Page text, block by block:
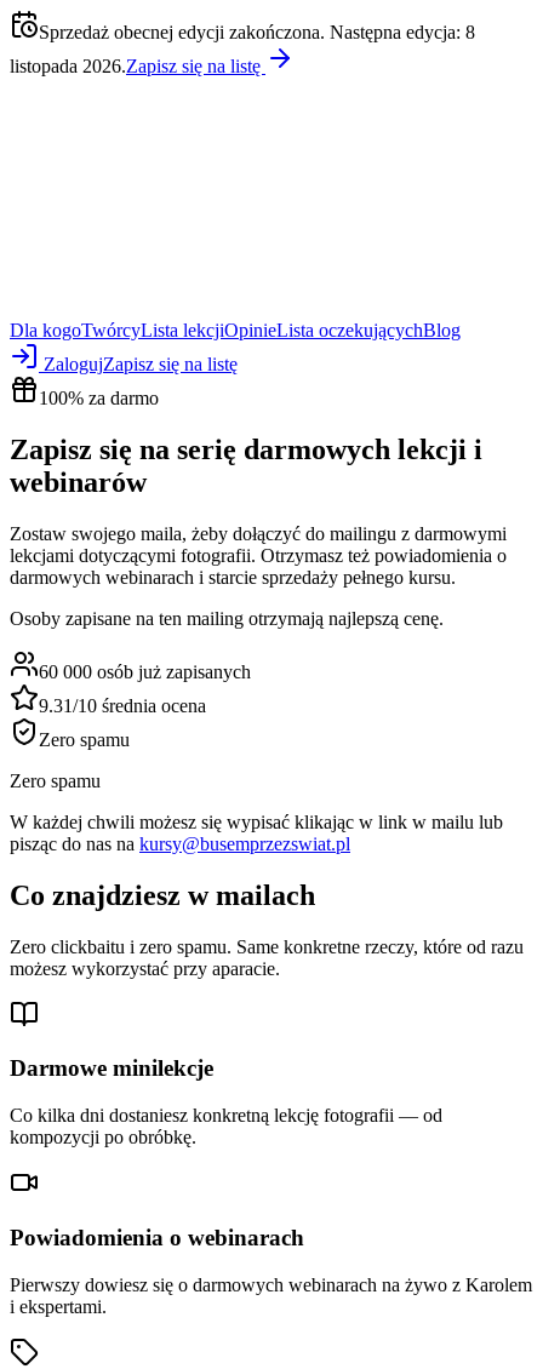
Sprzedaż obecnej edycji zakończona. Następna edycja: 8
listopada 2026.Zapisz się na listę
Dla kogoTwórcyLista lekcjiOpinieLista oczekującychBlog
ZalogujZapisz się na listę
100% za darmo
Zapisz się na serię darmowych lekcji i
webinarów
Zostaw swojego maila, żeby dołączyć do mailingu z darmowymi
lekcjami dotyczącymi fotografii. Otrzymasz też powiadomienia o
darmowych webinarach i starcie sprzedaży pełnego kursu.
Osoby zapisane na ten mailing otrzymają najlepszą cenę.
60 000 osób już zapisanych
9.31/10 średnia ocena
Zero spamu
Zero spamu
W każdej chwili możesz się wypisać klikając w link w mailu lub
pisząc do nas na kursy@busemprzezswiat.pl
Co znajdziesz w mailach
Zero clickbaitu i zero spamu. Same konkretne rzeczy, które od razu
możesz wykorzystać przy aparacie.
Darmowe minilekcje
Co kilka dni dostaniesz konkretną lekcję fotografii — od
kompozycji po obróbkę.
Powiadomienia o webinarach
Pierwszy dowiesz się o darmowych webinarach na żywo z Karolem
i ekspertami.